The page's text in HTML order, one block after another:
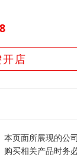
店
本页面所展现的公
购买相关产品时务